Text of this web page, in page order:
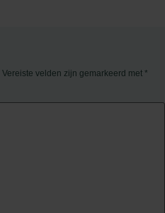
Vereiste velden zijn gemarkeerd met *